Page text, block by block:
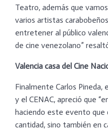
Teatro, además que
varios artistas
entretener al público
de cine venezolano”
Valencia casa del Cine
Finalmente Carlos Pineda,
y el CENAC, apreció que
haciendo este evento que
cantidad, sino también en